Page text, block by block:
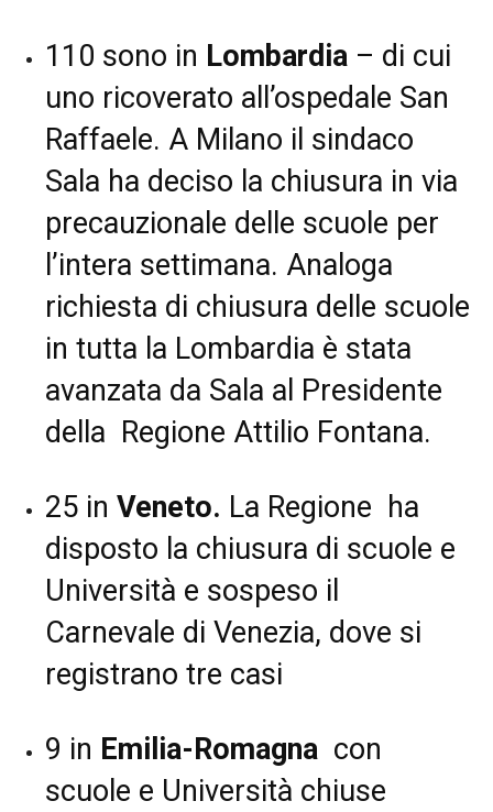
110 sono in Lombardia – di cui
uno ricoverato all’ospedale San
Raffaele. A Milano il sindaco
Sala ha deciso la chiusura in via
precauzionale delle scuole per
l’intera settimana. Analoga
richiesta di chiusura delle scuole
in tutta la Lombardia è stata
avanzata da Sala al Presidente
della Regione Attilio Fontana.
25 in Veneto. La Regione ha
disposto la chiusura di scuole e
Università e sospeso il
Carnevale di Venezia, dove si
registrano tre casi
9 in Emilia-Romagna con
scuole e Università chiuse